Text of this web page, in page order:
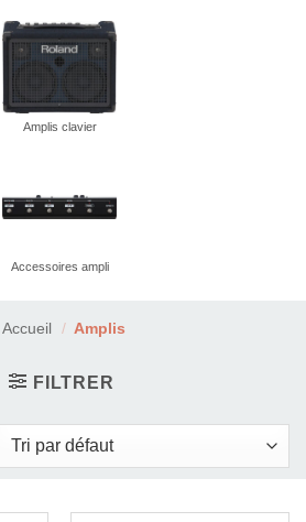
Amplis clavier
Accessoires ampli
Accueil / Amplis
FILTRER